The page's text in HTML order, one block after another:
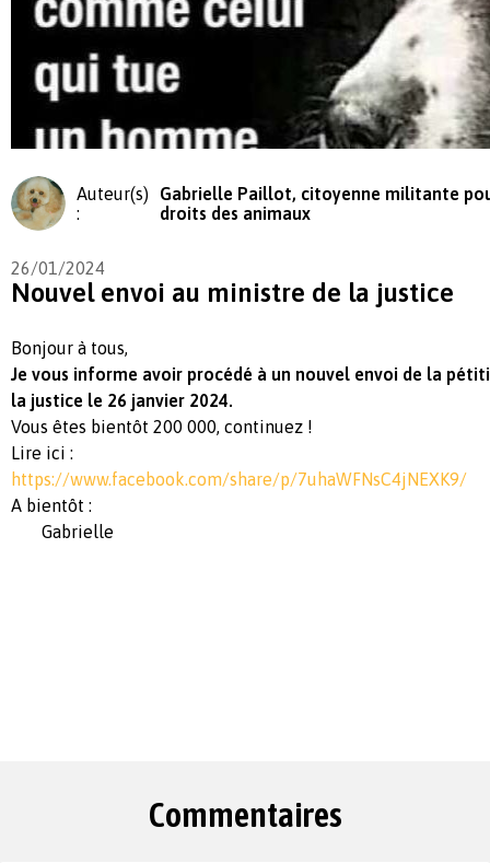
Auteur(s)
:
Gabrielle Paillot, citoyenne militante
droits des animaux
26/01/2024
Nouvel envoi au ministre de la justice
Bonjour à tous,
Je vous informe avoir procédé à un nouvel envoi de la
la justice le 26 janvier 2024.
Vous êtes bientôt 200 000, continuez !
Lire ici :
https://www.facebook.com/share/p/7uhaWFNsC4jNEXK9/
A bientôt :
Gabrielle
Commentaires